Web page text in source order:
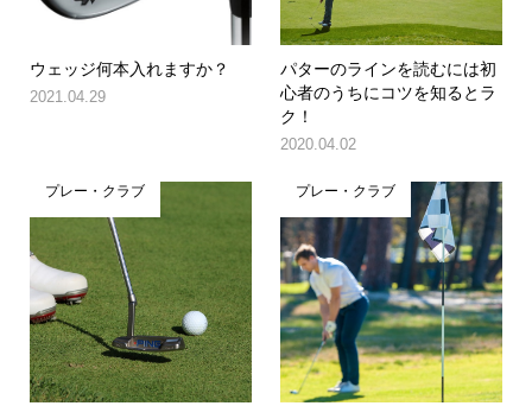
ウェッジ何本入れますか？
2021.04.29
パターのラインを読むには初
心者のうちにコツを知るとラ
ク！
2020.04.02
プレー・クラブ プレー・クラブ